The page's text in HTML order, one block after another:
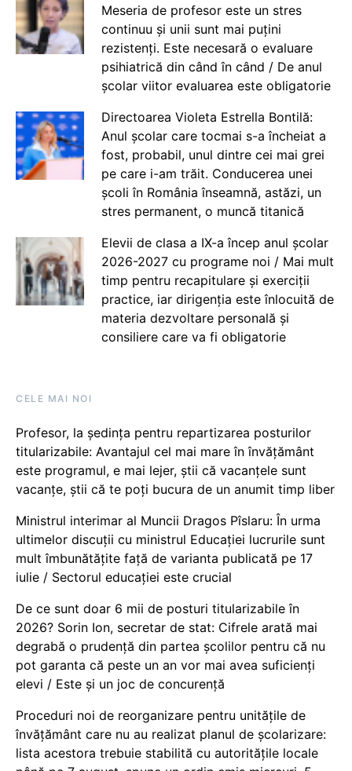
Meseria de profesor este un stres
continuu și unii sunt mai puțini
rezistenți. Este necesară o evaluare
psihiatrică din când în când / De anul
școlar viitor evaluarea este obligatorie
Directoarea Violeta Estrella Bontilă:
Anul școlar care tocmai s-a încheiat a
fost, probabil, unul dintre cei mai grei
pe care i-am trăit. Conducerea unei
școli în România înseamnă, astăzi, un
stres permanent, o muncă titanică
Elevii de clasa a IX-a încep anul școlar
2026-2027 cu programe noi / Mai mult
timp pentru recapitulare și exerciții
practice, iar dirigenția este înlocuită de
materia dezvoltare personală și
consiliere care va fi obligatorie
CELE MAI NOI
Profesor, la ședința pentru repartizarea posturilor
titularizabile: Avantajul cel mai mare în învățământ
este programul, e mai lejer, știi că vacanțele sunt
vacanţe, știi că te poți bucura de un anumit timp liber
Ministrul interimar al Muncii Dragos Pîslaru: În urma
ultimelor discuții cu ministrul Educației lucrurile sunt
mult îmbunătățite față de varianta publicată pe 17
iulie / Sectorul educației este crucial
De ce sunt doar 6 mii de posturi titularizabile în
2026? Sorin Ion, secretar de stat: Cifrele arată mai
degrabă o prudență din partea școlilor pentru că nu
pot garanta că peste un an vor mai avea suficienți
elevi / Este și un joc de concurență
Proceduri noi de reorganizare pentru unitățile de
învățământ care nu au realizat planul de școlarizare:
lista acestora trebuie stabilită cu autoritățile locale